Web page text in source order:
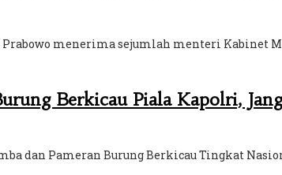
menerima sejumlah menteri Kabinet
Berkicau Piala Kapolri,
dan Pameran Burung Berkicau Tingkat